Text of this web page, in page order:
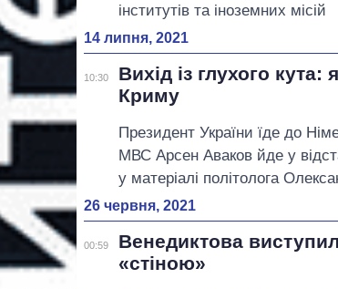
інститутів та іноземних місій
14 липня, 2021
10:30
Вихід із глухого кута:
Криму
Президент України їде до
МВС Арсен Аваков йде у
у матеріалі політолога
26 червня, 2021
00:59
Венедиктова
«стіною»